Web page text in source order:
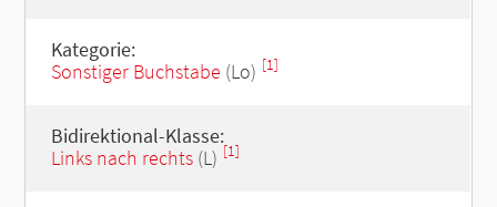
Kategorie:
Sonstiger Buchstabe (Lo) [1]
Bidirektional-Klasse:
Links nach rechts(L) [1]